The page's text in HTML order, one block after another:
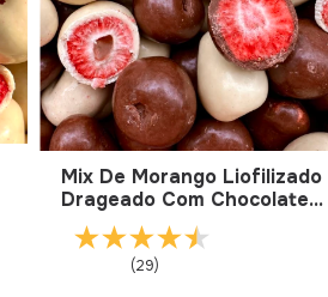
Mix De Morango Liofilizado
Drageado Com Chocolate
Branco E Chocolate Ao Leite
Sem Adição De Açúcar
(29)